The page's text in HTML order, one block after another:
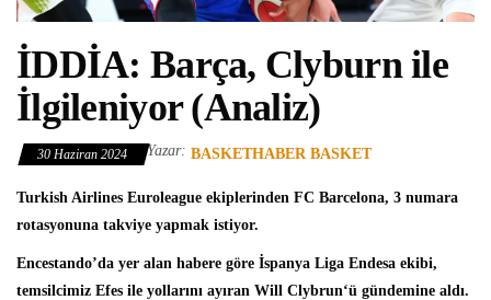
İDDİA: Barça, Clyburn ile
İlgileniyor (Analiz)
30 Haziran 2024 Yazar: BASKETHABER BASKET
Turkish Airlines Euroleague ekiplerinden FC Barcelona, 3 numara
rotasyonuna takviye yapmak istiyor.
Encestando’da yer alan habere göre İspanya Liga Endesa ekibi,
temsilcimiz Efes ile yollarını ayıran Will Clybrun‘ü gündemine aldı.